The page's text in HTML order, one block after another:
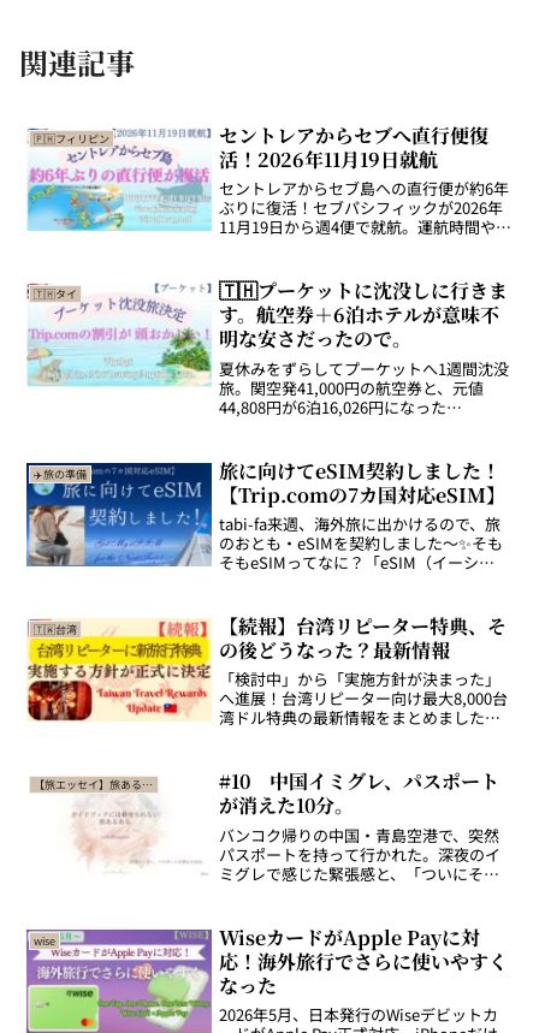
関連記事
🇵🇭フィリピン
セントレアからセブへ直行便復
活！2026年11月19日就航
セントレアからセブ島への直行便が約6年
ぶりに復活！セブパシフィックが2026年
11月19日から週4便で就航。運航時間やセ
🇹🇭タイ
🇹🇭プーケットに沈没しに行きま
す。航空券＋6泊ホテルが意味不
明な安さだったので。
夏休みをずらしてプーケットへ1週間沈没
旅。関空発41,000円の航空券と、元値
44,808円が6泊16,026円になった
✈️旅の準備
旅に向けてeSIM契約しました！
【Trip.comの7カ国対応eSIM】
tabi-fa来週、海外旅に出かけるので、旅
のおとも・eSIMを契約しました〜✨そも
そもeSIMってなに？「eSIM（イーシ
に小さなSIMカードを入れ替える必要が...
🇹🇼台湾
【続報】台湾リピーター特典、そ
の後どうなった？最新情報
「検討中」から「実施方針が決まった」
へ進展！台湾リピーター向け最大8,000台
湾ドル特典の最新情報をまとめました。
【旅エッセイ】旅あるある
#10 中国イミグレ、パスポート
が消えた10分。
バンコク帰りの中国・青島空港で、突然
パスポートを持って行かれた。深夜のイ
ミグレで感じた緊張感と、「ついにそっ
wise
WiseカードがApple Payに対
応！海外旅行でさらに使いやすく
なった
2026年5月、日本発行のWiseデビットカ